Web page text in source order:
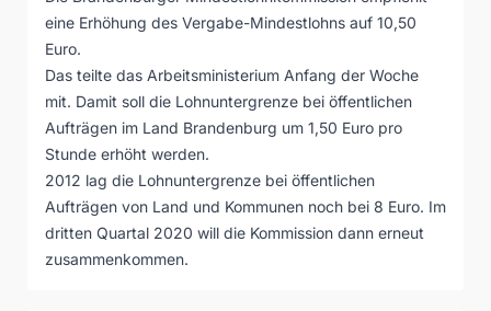
eine Erhöhung des Vergabe-Mindestlohns auf 10,50
Euro.
Das teilte das Arbeitsministerium Anfang der Woche
mit. Damit soll die Lohnuntergrenze bei öffentlichen
Aufträgen im Land Brandenburg um 1,50 Euro pro
Stunde erhöht werden.
2012 lag die Lohnuntergrenze bei öffentlichen
Aufträgen von Land und Kommunen noch bei 8 Euro. Im
dritten Quartal 2020 will die Kommission dann erneut
zusammenkommen.